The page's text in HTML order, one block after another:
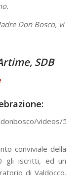
Don Bosco, vi
SDB
videos/
conviviale della
gli iscritti, ed un
di Valdocco.